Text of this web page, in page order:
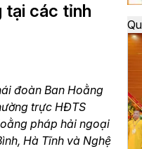
tại các tỉnh
đoàn Ban Hoằng
trực HĐTS
pháp hải ngoại
Hà Tĩnh và Nghệ